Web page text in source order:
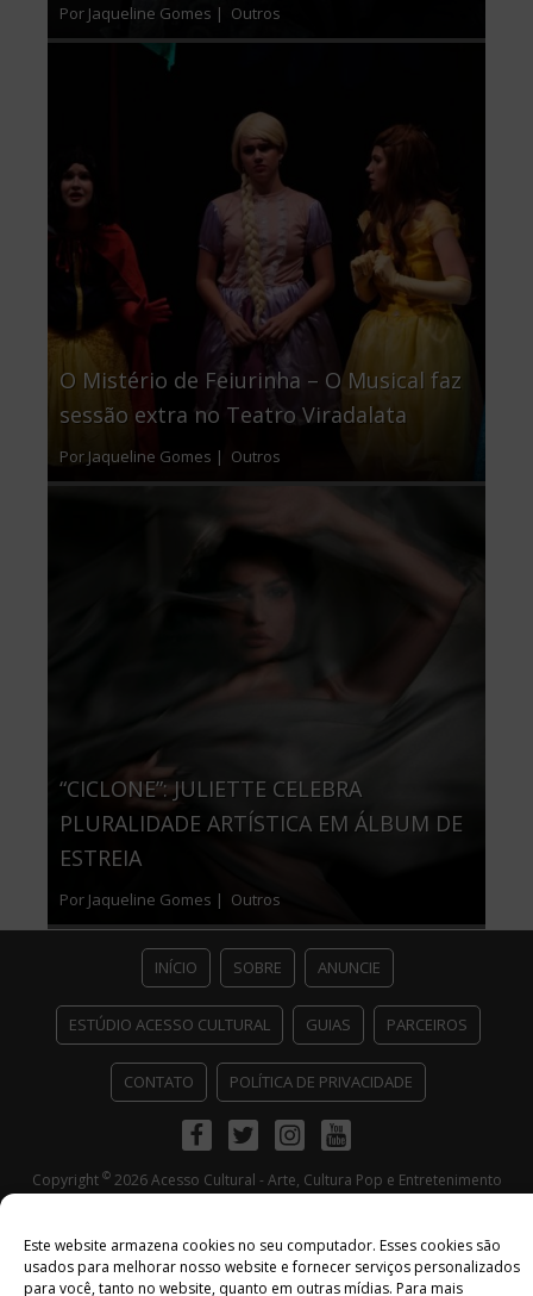
Este website armazena cookies no seu computador. Esses cookies são
usados ​​para melhorar nosso website e fornecer serviços personalizados
para você, tanto no website, quanto em outras mídias. Para mais
Por Jaqueline Gomes | Outros
O Mistério de Feiurinha – O Musical faz
sessão extra no Teatro Viradalata
Por Jaqueline Gomes | Outros
“CICLONE”: JULIETTE CELEBRA
PLURALIDADE ARTÍSTICA EM ÁLBUM DE
ESTREIA
Por Jaqueline Gomes | Outros
INÍCIO SOBRE ANUNCIE
ESTÚDIO ACESSO CULTURAL GUIAS PARCEIROS
CONTATO POLÍTICA DE PRIVACIDADE
FacebookTwitterInstagramYoutube
Copyright ©2026 Acesso Cultural - Arte, Cultura Pop e Entretenimento
Desenvolvido porDel Vieira